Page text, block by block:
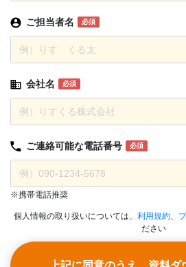
ご担当者名 必須
会社名 必須
ご連絡可能な電話番号 必須
※携帯電話推奨
個人情報の取り扱いについては、 利用規約、
ださい